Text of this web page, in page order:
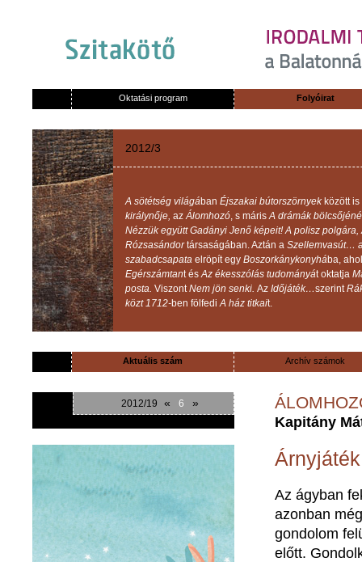
Oktatási program Folyóirat
2012/3
A sötétség világában Éjszakai bútorszörnyek közöttis
királynője, az Álomhozó, s máris A drámák
Nézzük együtt Gadányi Jenő képeit! A polisz polgára,
Rózsasándor társaságában.Aztán a Szellemvasút…
szabadcsapata elröpít egy Boszorkánykonyhába, ahol
Egérszámtant és Az ékesszólás tudományát oktatja
posta. Viszont Nem jön senki. Az Időjáték…szerint
közt1712-ben fölfedi A ház titkait.
Aktuális szám Archív számok
2012/19 « 6 »
Kapitány
Árnyjáték
Az ágyban
azonban még
gondolom
előtt.